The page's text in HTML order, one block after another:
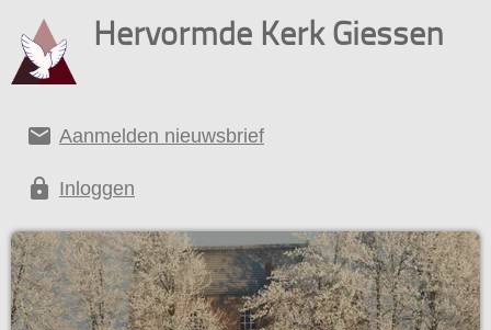
Hervormde Kerk Giessen
email Aanmelden nieuwsbrief
lock Inloggen